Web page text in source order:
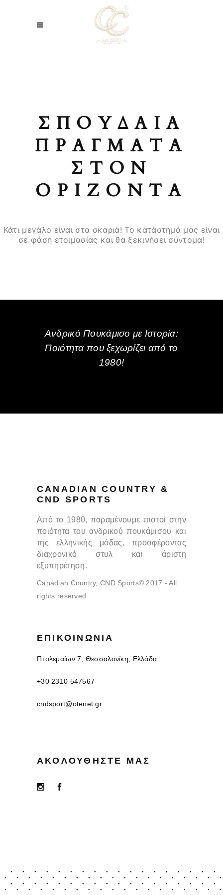
ΣΠΟΥΔΑΊΑ
ΠΡΆΓΜΑΤΑ
ΣΤΟΝ
ΟΡΊΖΟΝΤΑ
Κάτι μεγάλο είναι στα σκαριά! Το κατάστημά μας είναι
σε φάση ετοιμασίας και θα ξεκινήσει σύντομα!
Ανδρικό Πουκάμισο με Ιστορία:
Ποιότητα που ξεχωρίζει από το
1980!
CANADIAN COUNTRY &
CND SPORTS
Από το 1980, παραμένουμε πιστοί στην
ποιότητα του ανδρικού πουκάμισου και
της ελληνικής μόδας, προσφέροντας
διαχρονικό στυλ και άριστη
εξυπηρέτηση.
Canadian Country, CND Sports© 2017 - All
rights reserved.
ΕΠΙΚΟΙΝΩΝΊΑ
Πτολεμαίων 7, Θεσσαλονίκη, Ελλάδα
+30 2310 547567
cndsport@otenet.gr
ΑΚΟΛΟΥΘΉΣΤΕ ΜΑΣ